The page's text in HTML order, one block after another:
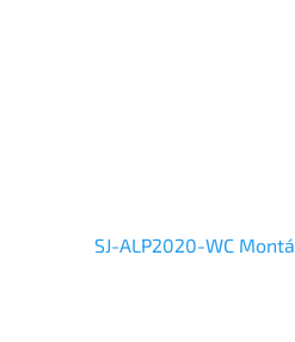
SJ-ALP2020-WC